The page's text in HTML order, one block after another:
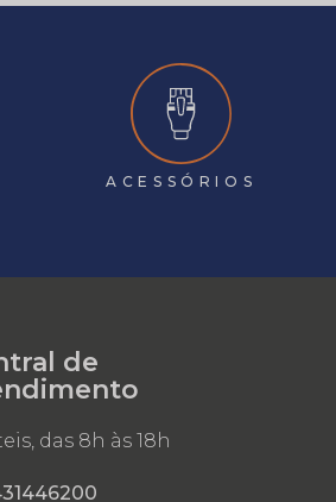
ACESSÓRIOS
de
das 8h às 18h